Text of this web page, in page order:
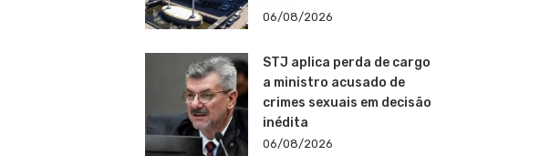
06/08/2026
STJ aplica perda de cargo
a ministro acusado de
crimes sexuais em decisão
inédita
06/08/2026